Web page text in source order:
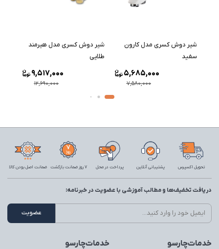
شیر دوش کسری مدل کارون
سفید
7,580,000
5,685,000
شیر دوش کسری مدل هیرمند
طلایی
12,690,000
9,517,000
تحویل اکسپرس پشتیبانی آنلاین پرداخت در محل 7 روز ضمانت بازگشت ضمانت اصل بودن کالا
خدمات‌چارسو خدمات‌چارسو
دریافت تخفیف‌ها و مطالب آموزشی با عضویت در خبرنامه: